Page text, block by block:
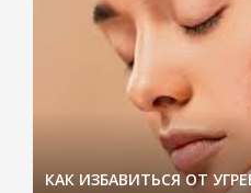
КАК ИЗБАВИТЬСЯ ОТ